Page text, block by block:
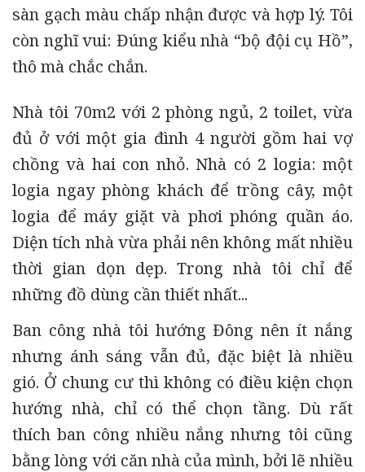
sàn gạch màu chấp nhận được và hợp lý. Tôi
còn nghĩ vui: Đúng kiểu nhà “bộ đội cụ Hồ”,
thô mà chắc chắn.
Nhà tôi 70m2 với 2 phòng ngủ, 2 toilet, vừa
đủ ở với một gia đình 4 người gồm hai vợ
chồng và hai con nhỏ. Nhà có 2 logia: một
logia ngay phòng khách để trồng cây, một
logia để máy giặt và phơi phóng quần áo.
Diện tích nhà vừa phải nên không mất nhiều
thời gian dọn dẹp. Trong nhà tôi chỉ để
những đồ dùng cần thiết nhất...
Ban công nhà tôi hướng Đông nên ít nắng
nhưng ánh sáng vẫn đủ, đặc biệt là nhiều
gió. Ở chung cư thì không có điều kiện chọn
hướng nhà, chỉ có thể chọn tầng. Dù rất
thích ban công nhiều nắng nhưng tôi cũng
bằng lòng với căn nhà của mình, bởi lẽ nhiều